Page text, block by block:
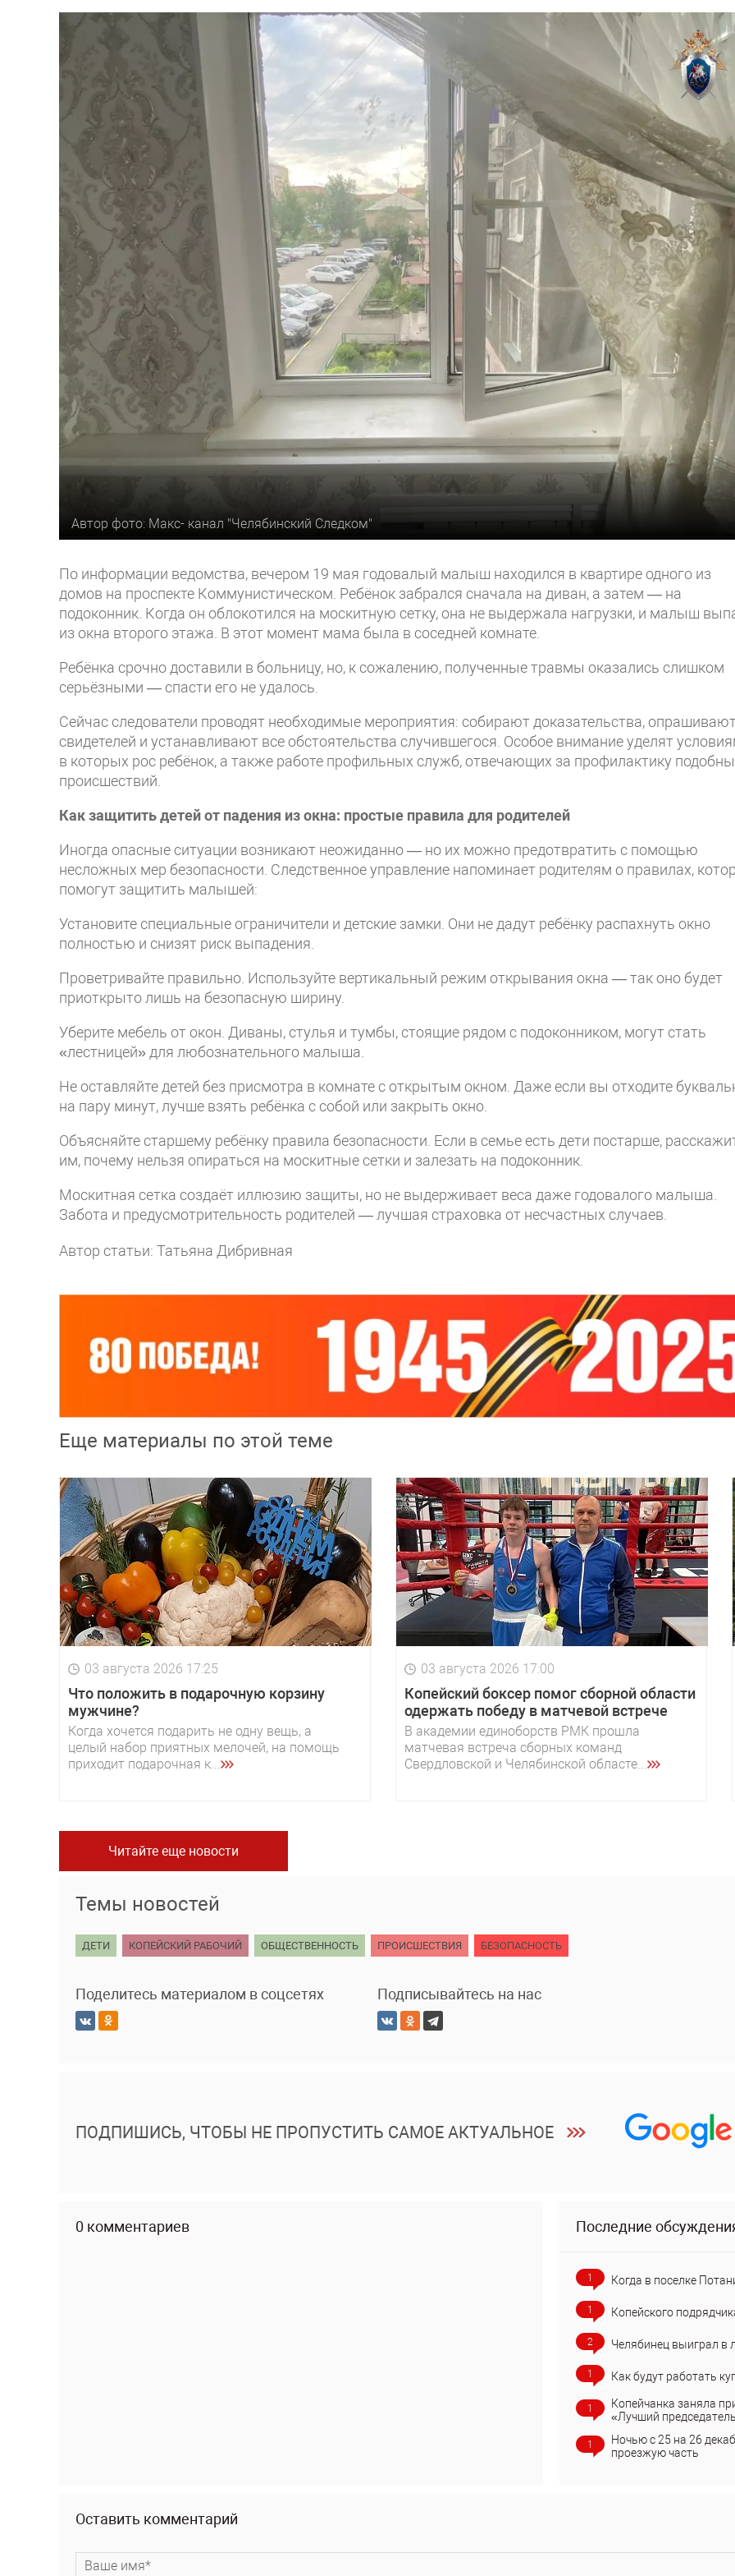
Автор фото: Макс- канал "Челябинский Следком"
По информации ведомства, вечером 19 мая годовалый малыш находился в квартире одного из
домов на проспекте Коммунистическом. Ребёнок забрался сначала на диван, а затем — на
подоконник. Когда он облокотился на москитную сетку, она не выдержала нагрузки, и малыш
из окна второго этажа. В этот момент мама была в соседней комнате.
Ребёнка срочно доставили в больницу, но, к сожалению, полученные травмы оказались слишком
серьёзными — спасти его не удалось.
Сейчас следователи проводят необходимые мероприятия: собирают доказательства,
свидетелей и устанавливают все обстоятельства случившегося. Особое внимание уделят
в которых рос ребёнок, а также работе профильных служб, отвечающих за профилактику
происшествий.
Как защитить детей от падения из окна: простые правила для родителей
Иногда опасные ситуации возникают неожиданно — но их можно предотвратить с помощью
несложных мер безопасности. Следственное управление напоминает родителям о правилах,
помогут защитить малышей:
Установите специальные ограничители и детские замки. Они не дадут ребёнку распахнуть окно
полностью и снизят риск выпадения.
Проветривайте правильно. Используйте вертикальный режим открывания окна — так оно будет
приоткрыто лишь на безопасную ширину.
Уберите мебель от окон. Диваны, стулья и тумбы, стоящие рядом с подоконником, могут стать
«лестницей» для любознательного малыша.
Не оставляйте детей без присмотра в комнате с открытым окном. Даже если вы отходите
на пару минут, лучше взять ребёнка с собой или закрыть окно.
Объясняйте старшему ребёнку правила безопасности. Если в семье есть дети постарше,
им, почему нельзя опираться на москитные сетки и залезать на подоконник.
Москитная сетка создаёт иллюзию защиты, но не выдерживает веса даже годовалого малыша.
Забота и предусмотрительность родителей — лучшая страховка от несчастных случаев.
Автор статьи: Татьяна Дибривная
Еще материалы по этой теме
03 августа 2026 17:25
Что положить в подарочную корзину
мужчине?
Когда хочется подарить не одну вещь, а
целый набор приятных мелочей, на помощь
приходит подарочная к...
03 августа 2026 17:00
Копейский боксер помог сборной области
одержать победу в матчевой встрече
В академии единоборств РМК прошла
матчевая встреча сборных команд
Свердловской и Челябинской областе...
Читайте еще новости
Темы новостей
ДЕТИ КОПЕЙСКИЙ РАБОЧИЙ ОБЩЕСТВЕННОСТЬ ПРОИСШЕСТВИЯ БЕЗОПАСНОСТЬ
Поделитесь материалом в соцсетях Подписывайтесь на нас
ПОДПИШИСЬ, ЧТОБЫ НЕ ПРОПУСТИТЬ САМОЕ АКТУАЛЬНОЕ
0 комментариев Последние
1 Когда в поселке
1 Копейского
2 Челябинец выиграл в
1 Как будут работать
1
Копейчанка заняла
«Лучший
1
Ночью с 25 на 26
проезжую часть
Оставить комментарий